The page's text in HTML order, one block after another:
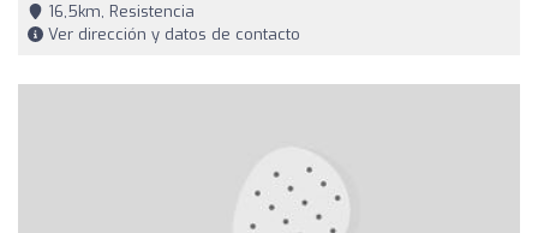
16,5km, Resistencia
Ver dirección y datos de contacto